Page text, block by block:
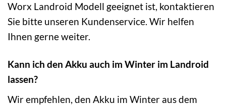
Worx Landroid Modell geeignet ist, kontaktieren
Sie bitte unseren Kundenservice. Wir helfen
Ihnen gerne weiter.
Kann ich den Akku auch im Winter im Landroid
lassen?
Wir empfehlen, den Akku im Winter aus dem